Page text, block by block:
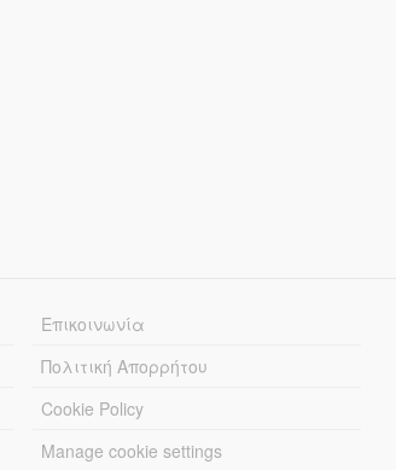
Επικοινωνία
Πολιτική Απορρήτου
Cookie Policy
Manage cookie settings